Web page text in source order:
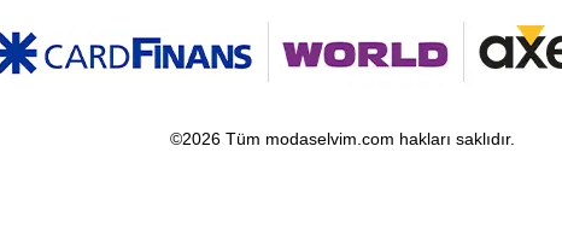
©2026 Tüm modaselvim.com hakları saklıdır.